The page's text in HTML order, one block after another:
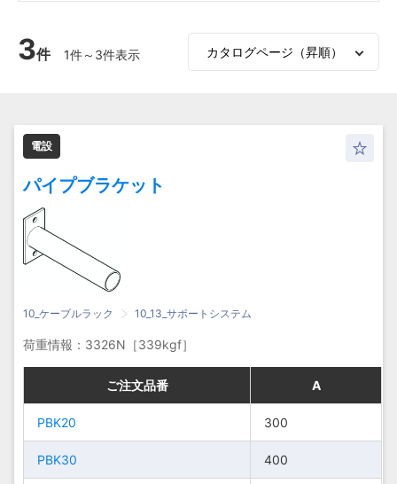
3件 1件～3件表示
電設
パイプブラケット
10_ケーブルラック 10_13_サポートシステム
荷重情報：3326N［339kgf］
A
PBK20
PBK30
ご注文品番 A
PBK20 300
PBK30 400
A
PBK20
PBK30
ご注文品番 A
PBK20 300
PBK30 400